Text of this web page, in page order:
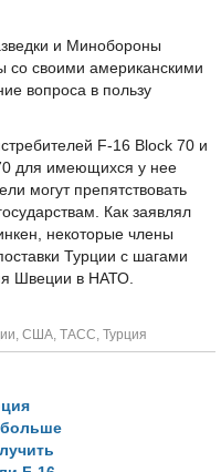
и Минобороны
со своими американскими
вопроса в пользу
F-16 Block 70 и
для имеющихся у нее
могут препятствовать
Как заявлял
некоторые члены
Турции с шагами
Швеции в НАТО.
, США, ТАСС, Турция